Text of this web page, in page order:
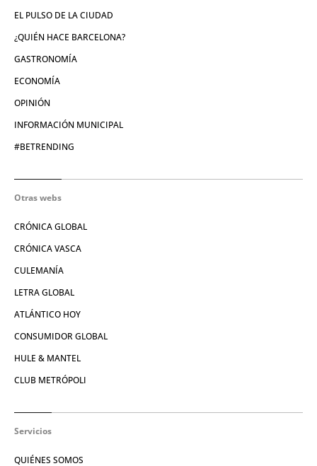
EL PULSO DE LA CIUDAD
¿QUIÉN HACE BARCELONA?
GASTRONOMÍA
ECONOMÍA
OPINIÓN
INFORMACIÓN MUNICIPAL
#BETRENDING
Otras webs
CRÓNICA GLOBAL
CRÓNICA VASCA
CULEMANÍA
LETRA GLOBAL
ATLÁNTICO HOY
CONSUMIDOR GLOBAL
HULE & MANTEL
CLUB METRÓPOLI
Servicios
QUIÉNES SOMOS